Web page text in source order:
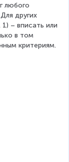
любого
других
– вписать или
в том
критериям.